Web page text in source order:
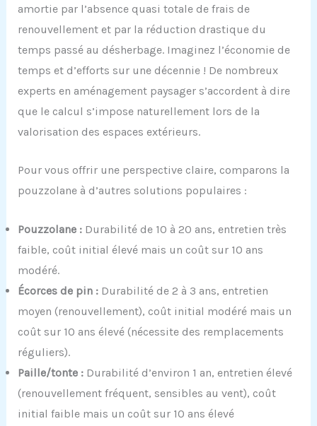
amortie par l’absence quasi totale de frais de
renouvellement et par la réduction drastique du
temps passé au désherbage. Imaginez l’économie de
temps et d’efforts sur une décennie ! De nombreux
experts en aménagement paysager s’accordent à dire
que le calcul s’impose naturellement lors de la
valorisation des espaces extérieurs.
Pour vous offrir une perspective claire, comparons la
pouzzolane à d’autres solutions populaires :
Pouzzolane :Durabilité de 10 à 20 ans, entretien très
faible, coût initial élevé mais un coût sur 10 ans
modéré.
Écorces de pin :Durabilité de 2 à 3 ans, entretien
moyen (renouvellement), coût initial modéré mais un
coût sur 10 ans élevé (nécessite des remplacements
réguliers).
Paille/tonte :Durabilité d’environ 1 an, entretien élevé
(renouvellement fréquent, sensibles au vent), coût
initial faible mais un coût sur 10 ans élevé